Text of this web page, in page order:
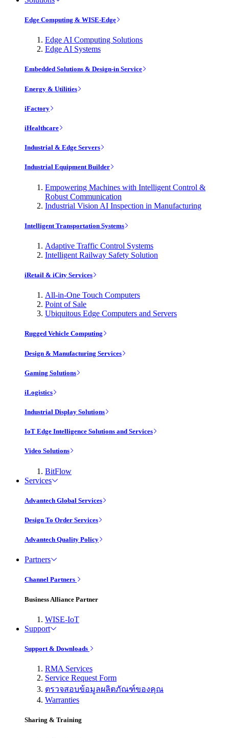
Edge Computing & WISE-Edge
Edge AI Computing Solutions
Edge AI Systems
Embedded Solutions & Design-in Service
Energy & Utilities
iFactory
iHealthcare
Industrial & Edge Servers
Industrial Equipment Builder
Empowering Machines with Intelligent Control &
Robust Communication
Industrial Vision AI Inspection in Manufacturing
Intelligent Transportation Systems
Adaptive Traffic Control Systems
Intelligent Railway Safety Solution
iRetail & iCity Services
All-in-One Touch Computers
Point of Sale
Ubiquitous Edge Computers and Servers
Rugged Vehicle Computing
Design & Manufacturing Services
Gaming Solutions
iLogistics
Industrial Display Solutions
IoT Edge Intelligence Solutions and Services
Video Solutions
BitFlow
Services
Advantech Global Services
Design To Order Services
Advantech Quality Policy
Partners
Channel Partners
Business Alliance Partner
WISE-IoT
Support
Support & Downloads
RMA Services
Service Request Form
ตรวจสอบข้อมูลผลิตภัณฑ์ของคุณ
Warranties
Sharing & Training